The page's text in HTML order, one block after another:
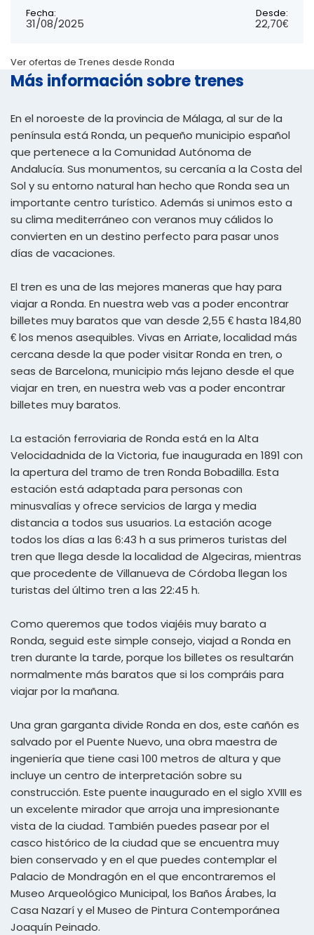
Fecha:
31/08/2025
Desde:
22,70€
Ver ofertas de Trenes desde Ronda
Más información sobre trenes
En el noroeste de la provincia de Málaga, al sur de la
península está Ronda, un pequeño municipio español
que pertenece a la Comunidad Autónoma de
Andalucía. Sus monumentos, su cercanía a la Costa del
Sol y su entorno natural han hecho que Ronda sea un
importante centro turístico. Además si unimos esto a
su clima mediterráneo con veranos muy cálidos lo
convierten en un destino perfecto para pasar unos
días de vacaciones.
El tren es una de las mejores maneras que hay para
viajar a Ronda. En nuestra web vas a poder encontrar
billetes muy baratos que van desde 2,55 € hasta 184,80
€ los menos asequibles. Vivas en Arriate, localidad más
cercana desde la que poder visitar Ronda en tren, o
seas de Barcelona, municipio más lejano desde el que
viajar en tren, en nuestra web vas a poder encontrar
billetes muy baratos.
La estación ferroviaria de Ronda está en la Alta
Velocidadnida de la Victoria, fue inaugurada en 1891 con
la apertura del tramo de tren Ronda Bobadilla. Esta
estación está adaptada para personas con
minusvalías y ofrece servicios de larga y media
distancia a todos sus usuarios. La estación acoge
todos los días a las 6:43 h a sus primeros turistas del
tren que llega desde la localidad de Algeciras, mientras
que procedente de Villanueva de Córdoba llegan los
turistas del último tren a las 22:45 h.
Como queremos que todos viajéis muy barato a
Ronda, seguid este simple consejo, viajad a Ronda en
tren durante la tarde, porque los billetes os resultarán
normalmente más baratos que si los compráis para
viajar por la mañana.
Una gran garganta divide Ronda en dos, este cañón es
salvado por el Puente Nuevo, una obra maestra de
ingeniería que tiene casi 100 metros de altura y que
incluye un centro de interpretación sobre su
construcción. Este puente inaugurado en el siglo XVIII es
un excelente mirador que arroja una impresionante
vista de la ciudad. También puedes pasear por el
casco histórico de la ciudad que se encuentra muy
bien conservado y en el que puedes contemplar el
Palacio de Mondragón en el que encontraremos el
Museo Arqueológico Municipal, los Baños Árabes, la
Casa Nazarí y el Museo de Pintura Contemporánea
Joaquín Peinado.